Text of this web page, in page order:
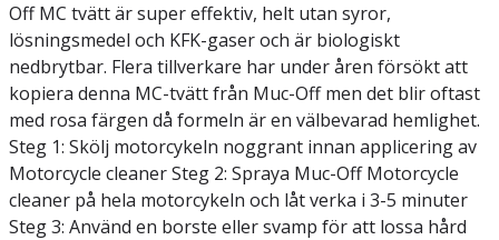
Off MC tvätt är super effektiv, helt utan syror,
lösningsmedel och KFK-gaser och är biologiskt
nedbrytbar. Flera tillverkare har under åren försökt att
kopiera denna MC-tvätt från Muc-Off men det blir oftast
med rosa färgen då formeln är en välbevarad hemlighet.
Steg 1: Skölj motorcykeln noggrant innan applicering av
Motorcycle cleaner Steg 2: Spraya Muc-Off Motorcycle
cleaner på hela motorcykeln och låt verka i 3-5 minuter
Steg 3: Använd en borste eller svamp för att lossa hård